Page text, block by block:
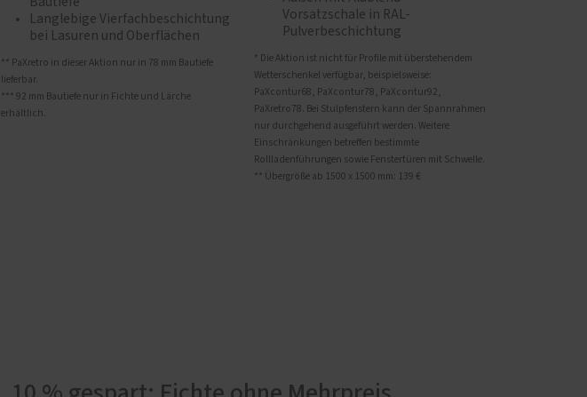
Langlebige Vierfachbeschichtung
bei Lasuren und Oberflächen
** PaXretro in dieser Aktion nur in 78 mm Bautiefe
lieferbar.
*** 92 mm Bautiefe nur in Fichte und Lärche
erhältlich.
Vorsatzschale in RAL-
Pulverbeschichtung
* Die Aktion ist nicht für Profile mit überstehendem
Wetterschenkel verfügbar, beispielsweise:
PaXcontur68, PaXcontur78, PaXcontur92,
PaXretro78. Bei Stulpfenstern kann der Spannrahmen
nur durchgehend ausgeführt werden. Weitere
Einschränkungen betreffen bestimmte
Rollladenführungen sowie Fenstertüren mit Schwelle.
** Übergröße ab 1500 x 1500 mm: 139 €